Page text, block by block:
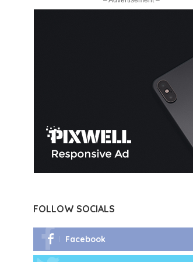
FOLLOW SOCIALS
Facebook